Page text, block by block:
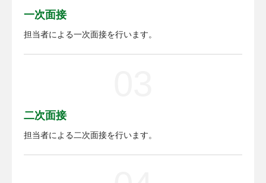
一次面接
担当者による一次面接を行います。
二次面接
担当者による二次面接を行います。